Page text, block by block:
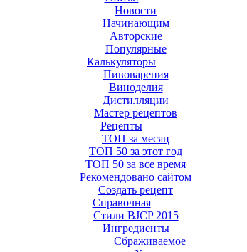
Новости
Начинающим
Авторские
Популярные
Калькуляторы
Пивоварения
Виноделия
Дистилляции
Мастер рецептов
Рецепты
ТОП за месяц
ТОП 50 за этот год
ТОП 50 за все время
Рекомендовано сайтом
Создать рецепт
Справочная
Стили BJCP 2015
Ингредиенты
Сбраживаемое